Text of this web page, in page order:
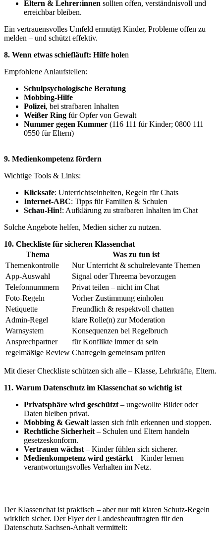
Eltern & Lehrer:innen sollten offen, verständnisvoll und
erreichbar bleiben.
Ein vertrauensvolles Umfeld ermutigt Kinder, Probleme offen zu
melden – und schützt effektiv.
8. Wenn etwas schiefläuft: Hilfe holen
Empfohlene Anlaufstellen:
Schulpsychologische Beratung
Mobbing-Hilfe
Polizei, bei strafbaren Inhalten
Weißer Ring für Opfer von Gewalt
Nummer gegen Kummer (116 111 für Kinder; 0800 111
0550 für Eltern)
9. Medienkompetenz fördern
Wichtige Tools & Links:
Klicksafe: Unterrichtseinheiten, Regeln für Chats
Internet‑ABC: Tipps für Familien & Schulen
Schau-Hin!: Aufklärung zu strafbaren Inhalten im Chat
Solche Angebote helfen, Medien sicher zu nutzen.
10. Checkliste für sicheren Klassenchat
Thema
Was zu tun ist
Themenkontrolle
Nur Unterricht & schulrelevante Themen
App-Auswahl
Signal oder Threema bevorzugen
Telefonnummern
Privat teilen – nicht im Chat
Foto-Regeln
Vorher Zustimmung einholen
Netiquette
Freundlich & respektvoll chatten
Admin-Regel
klare Rolle(n) zur Moderation
Warnsystem
Konsequenzen bei Regelbruch
Ansprechpartner
für Konflikte immer da sein
regelmäßige Review Chatregeln gemeinsam prüfen
Mit dieser Checkliste schützen sich alle – Klasse, Lehrkräfte, Eltern.
11. Warum Datenschutz im Klassenchat so wichtig ist
Privatsphäre wird geschützt – ungewollte Bilder oder
Daten bleiben privat.
Mobbing & Gewalt lassen sich früh erkennen und stoppen.
Rechtliche Sicherheit – Schulen und Eltern handeln
gesetzeskonform.
Vertrauen wächst – Kinder fühlen sich sicherer.
Medienkompetenz wird gestärkt – Kinder lernen
verantwortungsvolles Verhalten im Netz.
Der Klassenchat ist praktisch – aber nur mit klaren Schutz-Regeln
wirklich sicher. Der Flyer der Landesbeauftragten für den
Datenschutz Sachsen-Anhalt vermittelt: